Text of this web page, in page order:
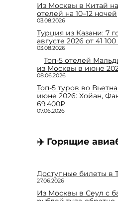
Из Москвы в Китай
отелей на 10–12 ночей
03.08.2026
Турция из Казани: 7
августе 2026 от 41
03.08.2026
Топ-5 отелей
из Москвы в июне
08.06.2026
Топ-5 туров во
июне 2026: Хойан,
69 400₽
07.06.2026
✈️ Горящие
Доступные билеты в
27.06.2026
Из Москвы в Сеул с